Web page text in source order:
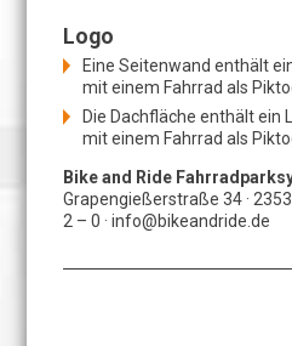
Logo
Eine Seitenwand enthält
mit einem Fahrrad als
Die Dachfläche enthält ein
mit einem Fahrrad als
Bike and Ride
Grapengießerstraße 34 ·
2 – 0 · info@bikeandride.de